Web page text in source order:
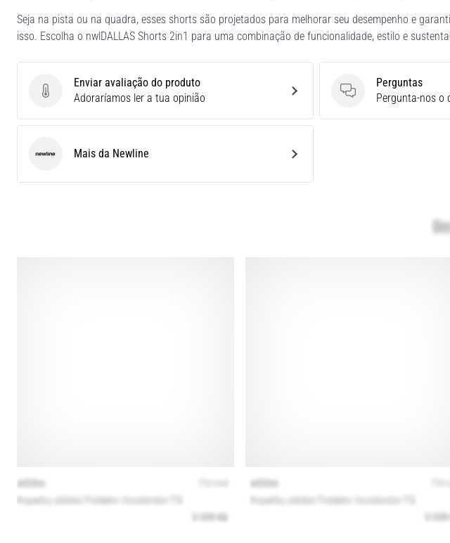
Seja na pista ou na quadra, esses shorts são projetados para melhorar seu desempenho e
isso. Escolha o nwlDALLAS Shorts 2in1 para uma combinação de funcionalidade, estilo e
Enviar avaliação do produto
Enviar avaliação do produto
Adoraríamos ler a tua opinião
Perguntas
Perguntas
Pergunta-nos o
NewlineMais da Newline